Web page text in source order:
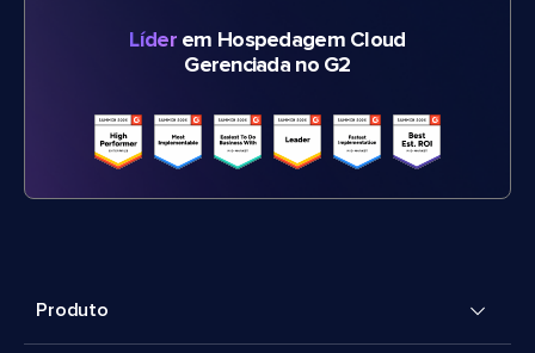
Líderem Hospedagem Cloud
Gerenciada no G2
Produto